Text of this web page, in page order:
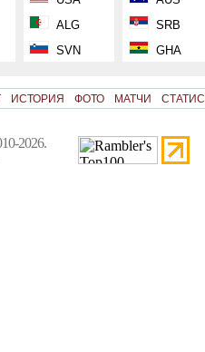
ALG
SVN
SRB
GHA
ИСТОРИЯ ФОТО МАТЧИ
2026.